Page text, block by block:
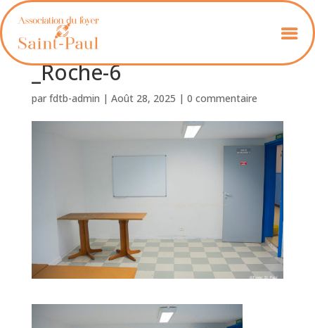
Foyer_St_Paul_Ban_de_la
_Roche-6
par fdtb-admin | Août 28, 2025 | 0 commentaire